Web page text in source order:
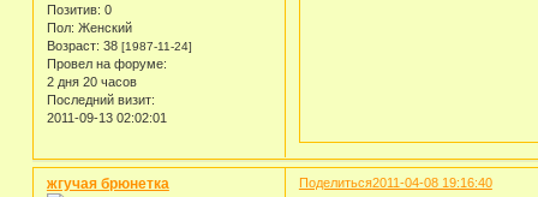
Позитив: 0
Пол: Женский
Возраст: 38 [1987-11-24]
Провел на форуме:
2 дня 20 часов
Последний визит:
2011-09-13 02:02:01
Поделиться2011-04-08 19:16:40
жгучая брюнетка